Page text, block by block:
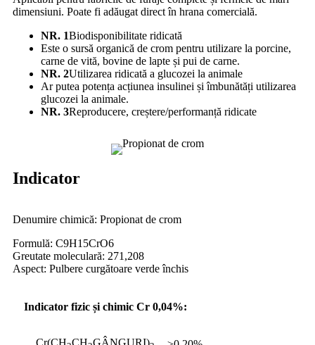
dimensiuni. Poate fi adăugat direct în hrana comercială.
NR. 1Biodisponibilitate ridicată
Este o sursă organică de crom pentru utilizare la porcine,
carne de vită, bovine de lapte și pui de carne.
NR. 2Utilizarea ridicată a glucozei la animale
Ar putea potența acțiunea insulinei și îmbunătăți utilizarea
glucozei la animale.
NR. 3Reproducere, creștere/performanță ridicate
Indicator
Denumire chimică: Propionat de crom
Formulă: C9H15CrO6
Greutate moleculară: 271,208
Aspect: Pulbere curgătoare verde închis
Indicator fizic și chimic Cr 0,04%:
Cr(CH CH GÂNGURI)